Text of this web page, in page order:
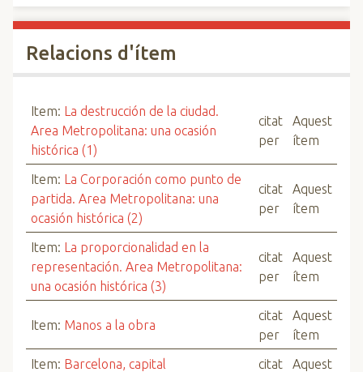
Relacions d'ítem
Item: La destrucción de la ciudad.
Area Metropolitana: una ocasión
histórica (1)
citat
per
Aquest
ítem
Item: La Corporación como punto de
partida. Area Metropolitana: una
ocasión histórica (2)
citat
per
Aquest
ítem
Item: La proporcionalidad en la
representación. Area Metropolitana:
una ocasión histórica (3)
citat
per
Aquest
ítem
Item: Manos a la obra
citat
per
Aquest
ítem
Item: Barcelona, capital
citat
Aquest